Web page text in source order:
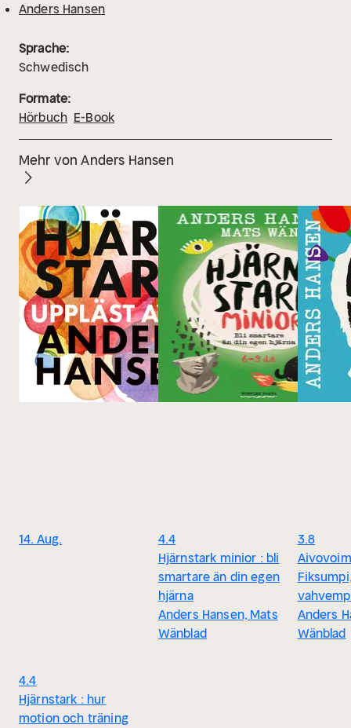
Anders Hansen
Sprache:
Schwedisch
Formate:
Hörbuch E-Book
Mehr von Anders Hansen
14. Aug.
4.4
Hjärnstark : hur
motion och träning
4.4
Hjärnstark minior : bli
smartare än din egen
hjärna
Anders Hansen, Mats
Wänblad
3.8
Anders
Wänblad